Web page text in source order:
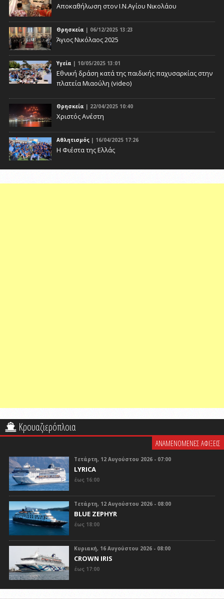
Αποκαθήλωση στον Ι.Ν.Αγίου Νικολάου
Θρησκεία | 06/12/2025 13:23
Άγιος Νικόλαος 2025
Υγεία | 10/05/2025 13:01
Eθνική δράση κατά της παιδικής παχυσαρκίας στην
πλατεία Μιαούλη (video)
Θρησκεία | 22/04/2025 10:40
Χριστός Ανέστη
Αθλητισμός | 16/04/2025 17:26
Η Φιέστα της Ελλάς
Κρουαζιερόπλοια
ΑΝΑΜΕΝΟΜΕΝΕΣ ΑΦΙΞΕΙΣ
Τετάρτη, 12 Αυγούστου 2026 - 07:00
LYRICA
έως 16:00
Τετάρτη, 12 Αυγούστου 2026 - 08:00
BLUE ZEPHYR
έως 18:00
Κυριακή, 16 Αυγούστου 2026 - 08:00
CROWN IRIS
έως 17:00